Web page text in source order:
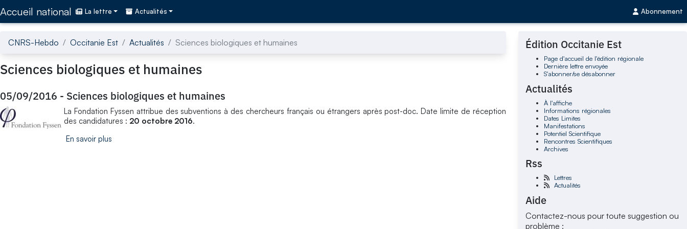
Accueil national La lettre Actualités Abonnement
CNRS-Hebdo Occitanie Est Actualités Sciences biologiques et humaines
Sciences biologiques et humaines
05/09/2016 - Sciences biologiques et humaines
La Fondation Fyssen attribue des subventions à des chercheurs français ou étrangers après post-doc. Date limite de réception
des candidatures : 20 octobre 2016.
En savoir plus
Édition Occitanie Est
Page d'accueil de l'édition régionale
Dernière lettre envoyée
S'abonner/se désabonner
Actualités
À l'affiche
Informations régionales
Dates Limites
Manifestations
Potentiel Scientifique
Rencontres Scientifiques
Archives
Rss
Lettres
Actualités
Aide
Contactez-nous pour toute suggestion ou
problème :